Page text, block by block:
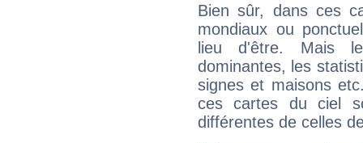
Bien sûr, dans ces
mondiaux ou
lieu d'être. Mais
dominantes, les
signes et maisons
ces cartes du ciel
différentes de celles